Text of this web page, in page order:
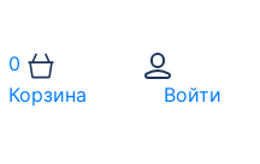
0
Корзина
Войти